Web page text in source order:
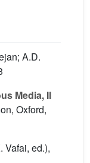
A.D.
Media, II
Oxford,
Vafai, ed.),